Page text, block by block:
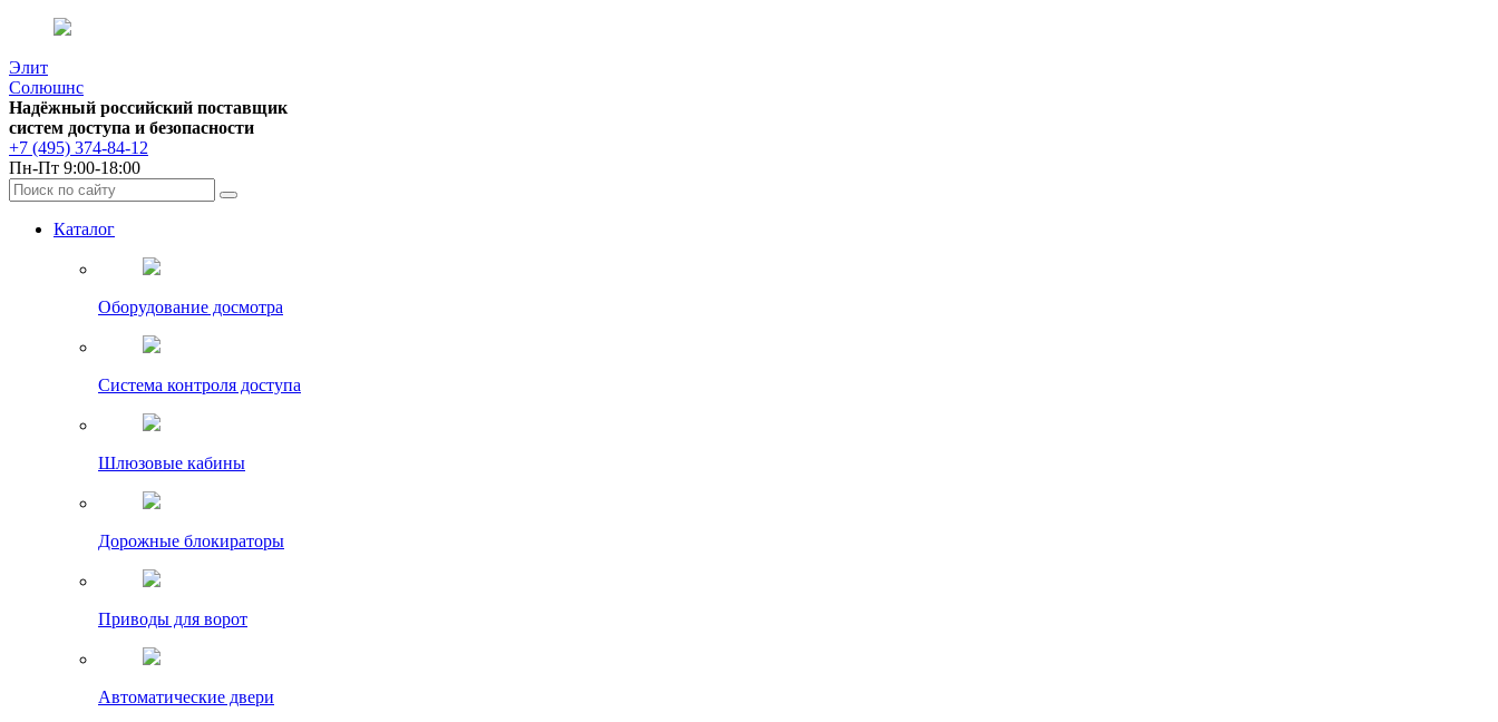
Элит
Солюшнс
Надёжный российский поставщик
систем доступа и безопасности
+7 (495) 374-84-12
Пн-Пт 9:00-18:00
Каталог
Оборудование досмотра
Система контроля доступа
Шлюзовые кабины
Дорожные блокираторы
Приводы для ворот
Автоматические двери